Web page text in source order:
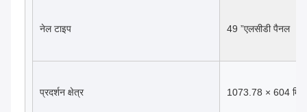
नेल टाइप 49 ”एलसीडी पैनल
प्रदर्शन क्षेत्र 1073.78 × 604